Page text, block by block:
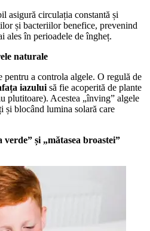
asigură circulația constantă și
și bacteriilor benefice, prevenind
ales în perioadele de îngheț.
naturale
pentru a controla algele. O regulă de
iazului să fie acoperită de plante
plutitoare). Acestea „înving” algele
și blocând lumina solară care
și „mătasea broastei”